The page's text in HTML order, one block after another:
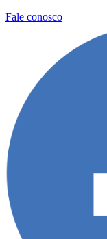
Fale conosco